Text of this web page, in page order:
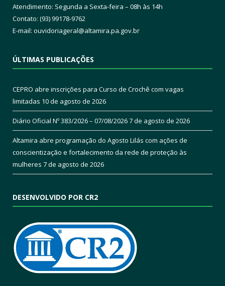
Atendimento: Segunda a Sexta-feira – 08h às 14h
Contato: (93) 99178-9762
E-mail: ouvidoriageral@altamira.pa.gov.br
ÚLTIMAS PUBLICAÇÕES
CEPRO abre inscrições para Curso de Crochê com vagas
limitadas 10 de agosto de 2026
Diário Oficial Nº 383/2026 – 07/08/20267 de agosto de 2026
Altamira abre programação do Agosto Lilás com ações de
conscientização e fortalecimento da rede de proteção às
mulheres 7 de agosto de 2026
DESENVOLVIDO POR CR2